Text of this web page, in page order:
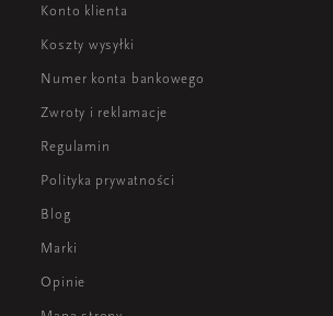
Konto klienta
Koszty wysyłki
Numer konta bankowego
Zwroty i reklamacje
Regulamin
Polityka prywatności
Blog
Marki
Opinie